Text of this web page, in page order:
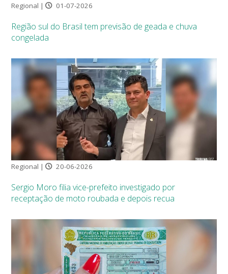
Regional | 01-07-2026
Região sul do Brasil tem previsão de geada e chuva
congelada
Regional | 20-06-2026
Sergio Moro filia vice-prefeito investigado por
receptação de moto roubada e depois recua